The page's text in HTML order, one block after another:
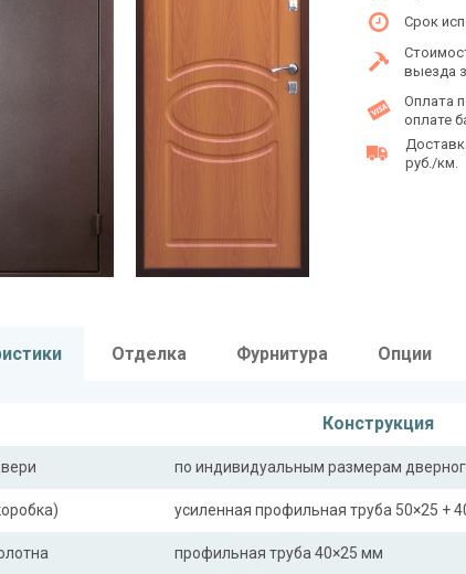
Срок
выезда
Оплата
оплате
руб./км.
Отделка Фурнитура Опции
Конструкция
по индивидуальным размерам
усиленная профильная труба 50×25 +
профильная труба 40×25 мм